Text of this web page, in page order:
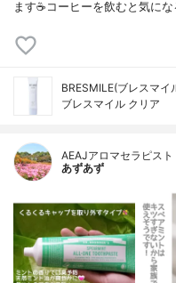
ます☕️コーヒーを飲むと気に
BRESMILE(ブレスマイ
ブレスマイル クリア
AEAJアロマセラピスト
あずあず